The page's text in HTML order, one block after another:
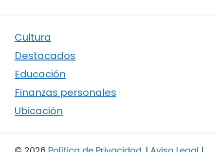
Cultura
Destacados
Educación
Finanzas personales
Ubicación